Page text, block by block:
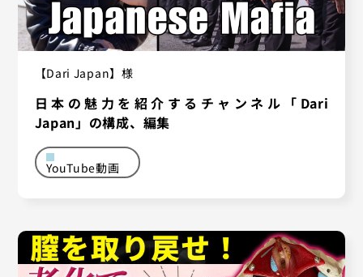
【Dari Japan】様
日本の魅力を紹介するチャンネル「Dari
Japan」の構成、編集
YouTube動画